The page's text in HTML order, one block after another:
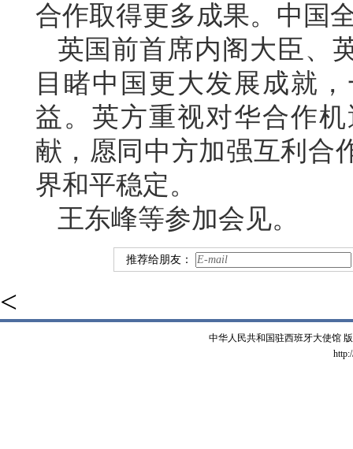
合作取得更多成果。中国
英国前首席内阁大臣、
目睹中国更大发展成就
益。英方重视对华合作
献，愿同中方加强互利合
界和平稳定。
王东峰等参加会见。
推荐给朋友：
<
中华人民共和国驻西班牙大使馆